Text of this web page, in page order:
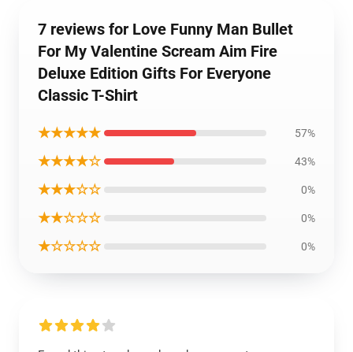
7 reviews for Love Funny Man Bullet
For My Valentine Scream Aim Fire
Deluxe Edition Gifts For Everyone
Classic T-Shirt
★★★★★ 57%
★★★★☆ 43%
★★★☆☆ 0%
★★☆☆☆ 0%
★☆☆☆☆ 0%